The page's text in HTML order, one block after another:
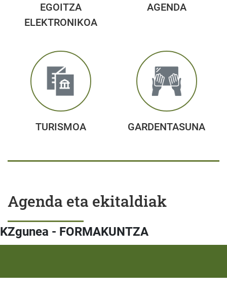
EGOITZA
ELEKTRONIKOA
AGENDA
TURISMOA GARDENTASUNA
Agenda eta ekitaldiak
KZgunea - FORMAKUNTZA